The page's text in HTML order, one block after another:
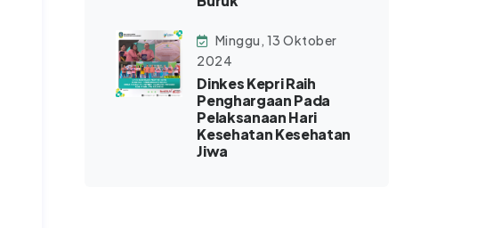
Minggu, 13 Oktober
2024
Dinkes Kepri Raih
Penghargaan Pada
Pelaksanaan Hari
Kesehatan Kesehatan
Jiwa